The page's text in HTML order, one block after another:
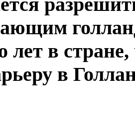
лет в
в